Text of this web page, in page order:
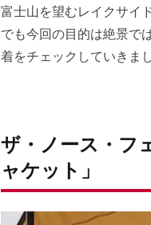
富士山を望むレイクサイ
でも今回の目的は絶景で
着をチェックしていきまし
ザ・ノース・フ
ャケット」